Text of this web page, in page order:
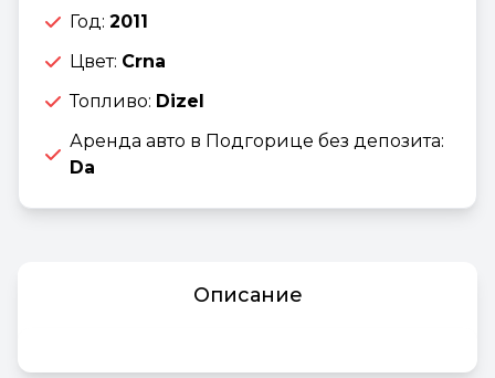
Год: 2011
Цвет: Crna
Топливо: Dizel
Аренда авто в Подгорице без депозита:
Da
Описание